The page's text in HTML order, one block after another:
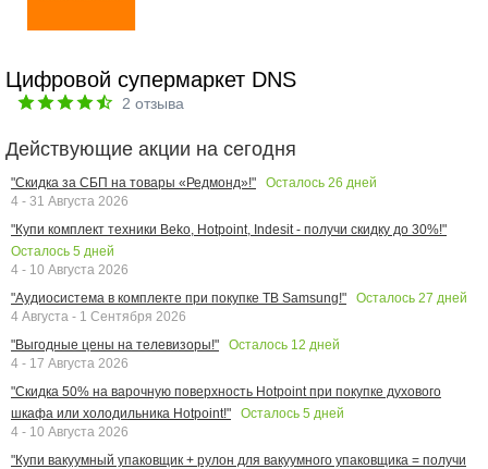
Цифровой супермаркет DNS
2 отзыва
Действующие акции на сегодня
"Скидка за СБП на товары «Редмонд»!" Осталось 26 дней
4 - 31 Августа 2026
"Купи комплект техники Beko, Hotpoint, Indesit - получи скидку до 30%!"
Осталось 5 дней
4 - 10 Августа 2026
"Аудиосистема в комплекте при покупке ТВ Samsung!"
Осталось 27 дней
4 Августа - 1 Сентября 2026
"Выгодные цены на телевизоры!"
Осталось 12 дней
4 - 17 Августа 2026
"Скидка 50% на варочную поверхность Hotpoint при покупке духового
шкафа или холодильника Hotpoint!"
Осталось 5 дней
4 - 10 Августа 2026
"Купи вакуумный упаковщик + рулон для вакуумного упаковщика = получи